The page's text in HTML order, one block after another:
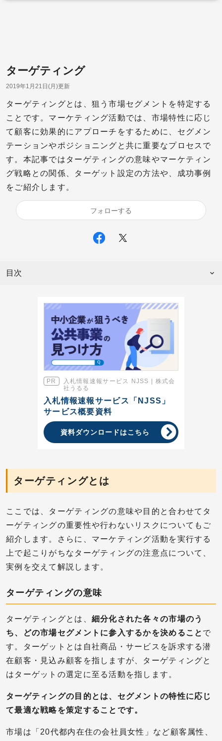
ターゲティング
2019年1月21日(月)更新
ターゲティングとは、狙う市場セグメントを特定する
ことです。マーケティング活動では、市場特性に応じ
て顧客に効果的にアプローチをするために、セグメン
テーションやポジショニングと共に重要なプロセスで
す。本記事ではターゲティングの意味やマーケティン
グ戦略との関係、ターゲット設定の方法や、成功事例
をご紹介します。
フォローする
目次
入札情報速報サービス NJSS | 株式会
社うるる
入札情報速報サービス「NJSS」
サービス概要資料
資料ダウンロードはこちら
ターゲティングとは
ここでは、ターゲティングの意味や目的と合わせてタ
ーゲティングの重要性や行わないリスクについてもご
紹介します。さらに、マーケティング活動を実行する
上で起こりがちなターゲティングの注意点について、
実例を交えて解説します。
ターゲティングの意味
ターゲティングとは、 細分化された各々の市場のう
ち、どの市場セグメントに参入するかを決めること で
す。ターゲットとは自社商品・サービスを訴求する潜
在顧客・見込み顧客を指しますが、ターゲティングと
はターゲットの選定に至る活動を指します。
ターゲティングの目的とは、セグメントの特性に応じ
て最適な戦略を策定することです。
市場は「20代都内在住の会社員女性」など顧客属性、